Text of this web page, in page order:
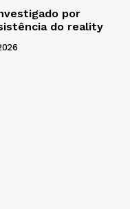
por
do reality